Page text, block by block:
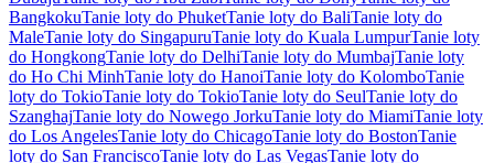
BangkokuTanie loty do PhuketTanie loty do BaliTanie loty do
MaleTanie loty do SingapuruTanie loty do Kuala LumpurTanie loty
do HongkongTanie loty do DelhiTanie loty do MumbajTanie loty
do Ho Chi MinhTanie loty do HanoiTanie loty do KolomboTanie
loty do TokioTanie loty do TokioTanie loty do SeulTanie loty do
SzanghajTanie loty do Nowego JorkuTanie loty do MiamiTanie loty
do Los AngelesTanie loty do ChicagoTanie loty do BostonTanie
loty do San FranciscoTanie loty do Las VegasTanie loty do